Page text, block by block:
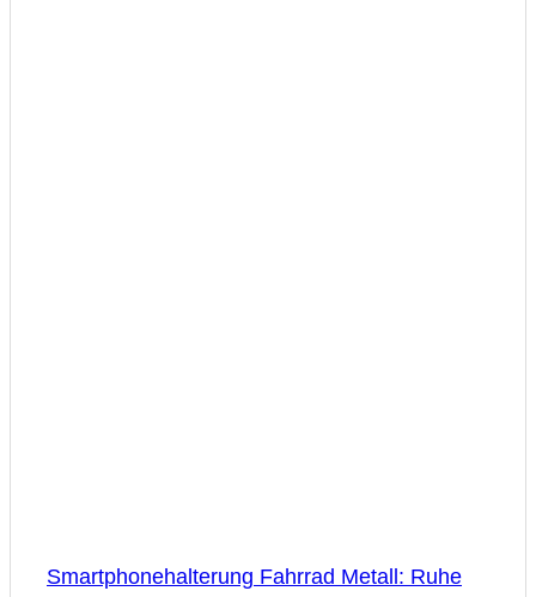
Smartphonehalterung Fahrrad Metall: Ruhe